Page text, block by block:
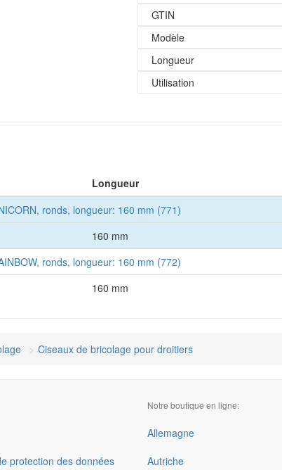
GTIN
Modèle
Longueur
Utilisation
Longueur
ronds, longueur: 160 mm (771)
160 mm
ronds, longueur: 160 mm (772)
160 mm
Ciseaux de bricolage pour droitiers
protection des données
Notre boutique en ligne:
Allemagne
Autriche